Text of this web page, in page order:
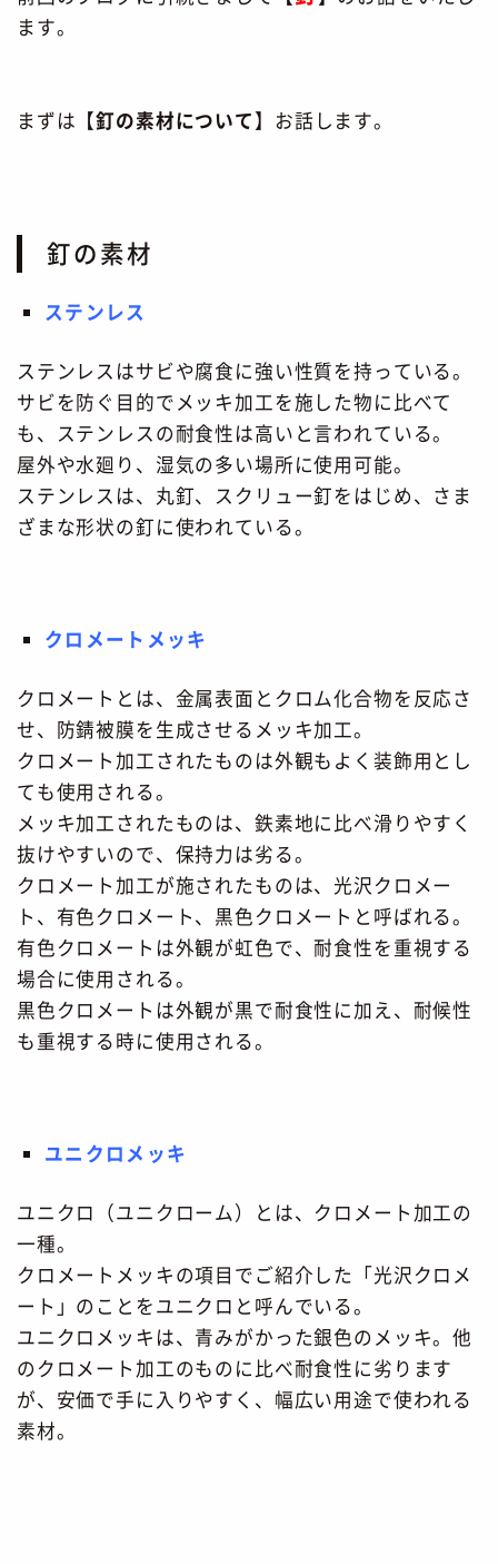
ます。
まずは【釘の素材について】お話します。
釘の素材
ステンレス
ステンレスはサビや腐食に強い性質を持っている。
サビを防ぐ目的でメッキ加工を施した物に比べて
も、ステンレスの耐食性は高いと言われている。
屋外や水廻り、湿気の多い場所に使用可能。
ステンレスは、丸釘、スクリュー釘をはじめ、さま
ざまな形状の釘に使われている。
クロメートメッキ
クロメートとは、金属表面とクロム化合物を反応さ
せ、防錆被膜を生成させるメッキ加工。
クロメート加工されたものは外観もよく装飾用とし
ても使用される。
メッキ加工されたものは、鉄素地に比べ滑りやすく
抜けやすいので、保持力は劣る。
クロメート加工が施されたものは、光沢クロメー
ト、有色クロメート、黒色クロメートと呼ばれる。
有色クロメートは外観が虹色で、耐食性を重視する
場合に使用される。
黒色クロメートは外観が黒で耐食性に加え、耐候性
も重視する時に使用される。
ユニクロメッキ
ユニクロ（ユニクローム）とは、クロメート加工の
一種。
クロメートメッキの項目でご紹介した「光沢クロメ
ート」のことをユニクロと呼んでいる。
ユニクロメッキは、青みがかった銀色のメッキ。他
のクロメート加工のものに比べ耐食性に劣ります
が、安価で手に入りやすく、幅広い用途で使われる
素材。